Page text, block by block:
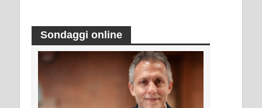
Sondaggi online